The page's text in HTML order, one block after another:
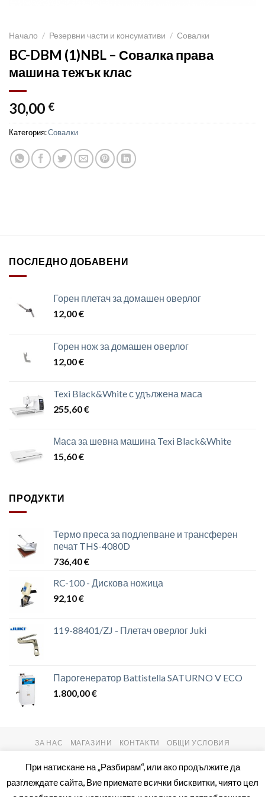
Начало / Резервни части и консумативи / Совалки
BC-DBM (1)NBL – Совалка права
машина тежък клас
30,00 €
Категория:Совалки
ПОСЛЕДНО ДОБАВЕНИ
Горен плетач за домашен оверлог
12,00€
Горен нож за домашен оверлог
12,00€
Texi Black&White с удължена маса
255,60€
Маса за шевна машина Texi Black&White
15,60€
ПРОДУКТИ
Термо преса за подлепване и трансферен
печат THS-4080D
736,40€
RC-100 - Дискова ножица
92,10€
119-88401/ZJ - Плетач оверлог Juki
Парогенератор Battistella SATURNO V ECO
1.800,00€
ЗА НАС МАГАЗИНИ КОНТАКТИ ОБЩИ УСЛОВИЯ
При натискане на „Разбирам“, или ако продължите да
разглеждате сайта, Вие приемате всички бисквитки, чиято цел